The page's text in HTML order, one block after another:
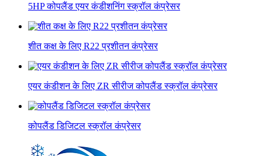
5HP कोपलैंड एयर कंडीशनिंग स्क्रॉल कंप्रेसर
शीत कक्ष के लिए R22 प्रशीतन कंप्रेसर
एयर कंडीशन के लिए ZR सीरीज कोपलैंड स्क्रॉल कंप्रेसर
कोपलैंड डिजिटल स्क्रॉल कंप्रेसर